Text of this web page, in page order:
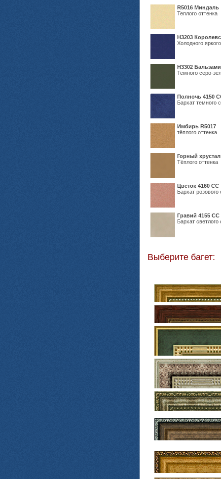
R5016 Миндаль
Теплого оттенка
Н3203
Холодного
Н3302
Темного серо-
Полночь 4150
Бархат темного
Имбирь R5017
тёплого оттенка
Горный
Тёплого оттенка
Цветок 4160 СС
Бархат розового
Гравий 4155 СС
Бархат светлого
Выберите багет: